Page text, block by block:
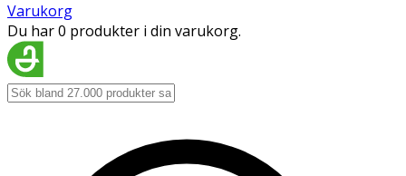
Varukorg
Du har 0 produkter i din varukorg.